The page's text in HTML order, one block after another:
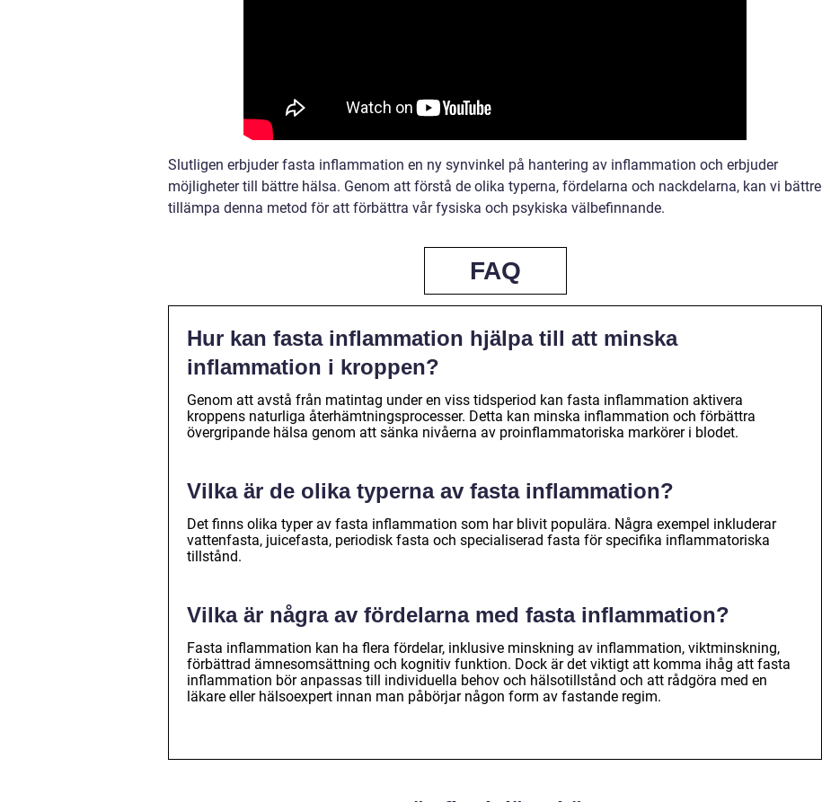
Slutligen erbjuder fasta inflammation en ny synvinkel på hantering av inflammation och erbjuder
möjligheter till bättre hälsa. Genom att förstå de olika typerna, fördelarna och nackdelarna, kan vi bättre
tillämpa denna metod för att förbättra vår fysiska och psykiska välbefinnande.
FAQ
Hur kan fasta inflammation hjälpa till att minska
inflammation i kroppen?
Genom att avstå från matintag under en viss tidsperiod kan fasta inflammation aktivera
kroppens naturliga återhämtningsprocesser. Detta kan minska inflammation och förbättra
övergripande hälsa genom att sänka nivåerna av proinflammatoriska markörer i blodet.
Vilka är de olika typerna av fasta inflammation?
Det finns olika typer av fasta inflammation som har blivit populära. Några exempel inkluderar
vattenfasta, juicefasta, periodisk fasta och specialiserad fasta för specifika inflammatoriska
tillstånd.
Vilka är några av fördelarna med fasta inflammation?
Fasta inflammation kan ha flera fördelar, inklusive minskning av inflammation, viktminskning,
förbättrad ämnesomsättning och kognitiv funktion. Dock är det viktigt att komma ihåg att fasta
inflammation bör anpassas till individuella behov och hälsotillstånd och att rådgöra med en
läkare eller hälsoexpert innan man påbörjar någon form av fastande regim.